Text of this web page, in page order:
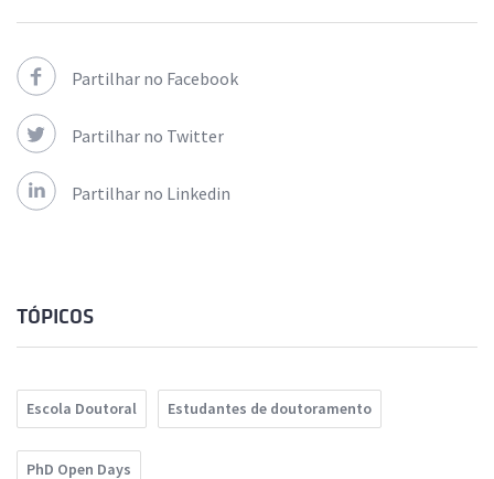
Partilhar no Facebook
Partilhar no Twitter
Partilhar no Linkedin
TÓPICOS
Escola Doutoral Estudantes de doutoramento
PhD Open Days